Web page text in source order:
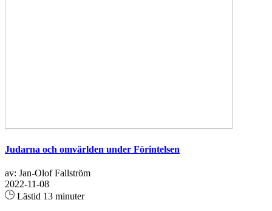
Judarna och omvärlden under Förintelsen
av: Jan-Olof Fallström
2022-11-08
Lästid 13 minuter